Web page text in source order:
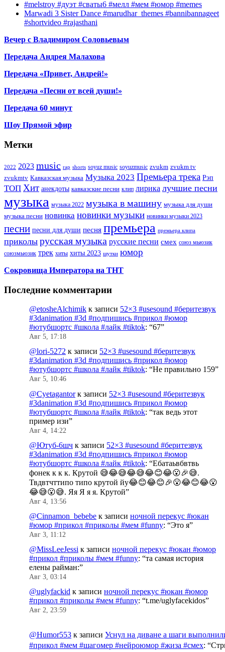
#melstroy #дуэт #сваты6 #мелл #мем #юмор #memes
Marwadi 3 Sister Dance #marudhar_themes #bannibannageet
#shortvideo #rajasthani
Вечер с Владимиром Соловьевым
Передача Андрея Малахова
Передача «Привет, Андрей!»
Передача «Песни от всей души!»
Передача 60 минут
Шоу Прямой эфир
Метки
2022 2023 music rap shorts soyuz music soyuzmusic zvukm zvukm tv
zvukmtv Кавказская музыка Музыка 2023 Премьера трека Рэп
ТОП Хит анекдоты кавказские песни клип лирика лучшие песни
музыка музыка 2022 музыка в машину музыка для души
музыка песни новинка новинки музыки новинки музыки 2023
песни песни для души песня премьера премьера клипа
приколы русская музыка русские песни смех союз мьюзик
союзмьюзик трек хиты хиты 2023 шутки юмор
Сокровища Императора на ТНТ
Последние комментарии
@etosheAlchimik к записи 52×3 #usesound #беритезвук
#3danimation #3d #подпишись #прикол #юмор
#ютубшортс #школа #лайк #tiktok: “67”
Авг 5, 17:18
@lori-5272 к записи 52×3 #usesound #беритезвук
#3danimation #3d #подпишись #прикол #юмор
#ютубшортс #школа #лайк #tiktok: “Не правильно 159”
Авг 5, 10:46
@Cyetagantorк записи 52×3 #usesound #беритезвук
#3danimation #3d #подпишись #прикол #юмор
#ютубшортс #школа #лайк #tiktok: “так ведь этот
пример изи”
Авг 4, 14:22
@Ютуб-6шч к записи 52×3 #usesound #беритезвук
#3danimation #3d #подпишись #прикол #юмор
#ютубшортс #школа #лайк #tiktok: “Ебатаьвбвтвь
фонек к к к. Крутой 😅😂😅😂😅😂😊😂😮🎉😅.
Твдвтчттипо типо крутой йу😂😊😂😊🎉😮😂😊😂😮
😂😅😮😅. Яя Я я я. Крутой”
Авг 4, 13:56
@Cinnamon_bebebe к записи ночной перекус #юкан
#юмор #прикол #приколы #мем #funny: “Это я”
Авг 3, 11:12
@MissLeeJessi к записи ночной перекус #юкан #юмор
#прикол #приколы #мем #funny: “та самая история
елены райман:”
Авг 3, 03:14
@uglyfackid к записи ночной перекус #юкан #юмор
#прикол #приколы #мем #funny: “t.me/uglyfacekidos”
Авг 2, 23:59
@Humor553 к записи Уснул на диване а шаги
#прикол #мем #шагомер #нейроюмор #жиза #смех: “